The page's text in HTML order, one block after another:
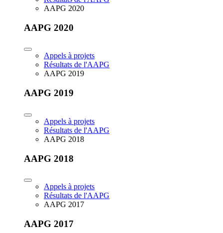
AAPG 2020
AAPG 2020
Appels à projets
Résultats de l'AAPG
AAPG 2019
AAPG 2019
Appels à projets
Résultats de l'AAPG
AAPG 2018
AAPG 2018
Appels à projets
Résultats de l'AAPG
AAPG 2017
AAPG 2017